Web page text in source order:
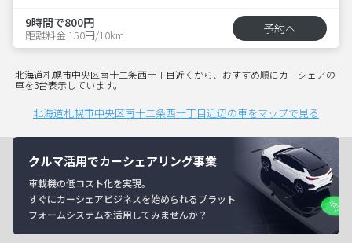
9時間で800円
距離料金 150円/10km 予約へ
北海道札幌市中央区南十二条西十丁目近くから、おすすめ順にカーシェアの
車を3台表示しています。
北海道札幌市中央区南十二条西十丁目近辺の車をマップで見る
クルマ活用でカーシェアリング事業
車載機の低コスト化を実現。
すぐにカーシェアビジネスを始められるプラット
フォームシステムを活用してみませんか？